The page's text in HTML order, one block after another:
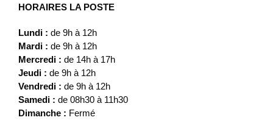
HORAIRES LA POSTE
Lundi : de 9h à 12h
Mardi : de 9h à 12h
Mercredi : de 14h à 17h
Jeudi : de 9h à 12h
Vendredi : de 9h à 12h
Samedi : de 08h30 à 11h30
Dimanche : Fermé